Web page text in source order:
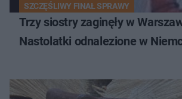
SZCZĘŚLIWY FINAŁ SPRAWY
Trzy siostry zaginęły w
Nastolatki odnalezione w